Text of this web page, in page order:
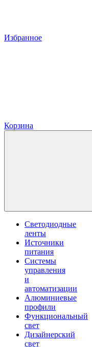
Избранное
Корзина
Светодиодные
ленты
Источники
питания
Системы
управления
и
автоматизации
Алюминиевые
профили
Функциональный
свет
Дизайнерский
свет